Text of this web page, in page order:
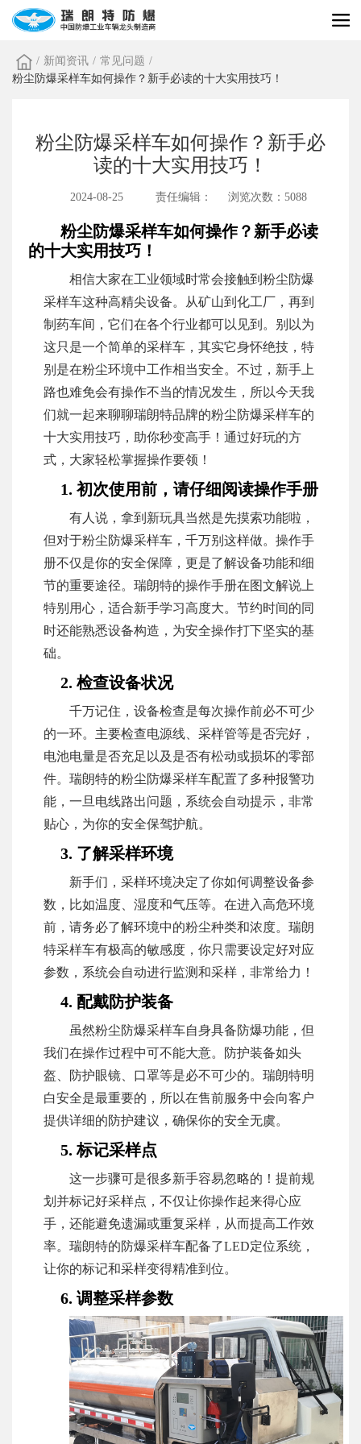
/ 新闻资讯 / 常见问题 /
粉尘防爆采样车如何操作？新手必读的十大实用技巧！
粉尘防爆采样车如何操作？新手必
读的十大实用技巧！
2024-08-25 责任编辑： 浏览次数：5088
粉尘防爆采样车如何操作？新手必读
的十大实用技巧！
相信大家在工业领域时常会接触到粉尘防爆
采样车这种高精尖设备。从矿山到化工厂，再到
制药车间，它们在各个行业都可以见到。别以为
这只是一个简单的采样车，其实它身怀绝技，特
别是在粉尘环境中工作相当安全。不过，新手上
路也难免会有操作不当的情况发生，所以今天我
们就一起来聊聊瑞朗特品牌的粉尘防爆采样车的
十大实用技巧，助你秒变高手！通过好玩的方
式，大家轻松掌握操作要领！
1. 初次使用前，请仔细阅读操作手册
有人说，拿到新玩具当然是先摸索功能啦，
但对于粉尘防爆采样车，千万别这样做。操作手
册不仅是你的安全保障，更是了解设备功能和细
节的重要途径。瑞朗特的操作手册在图文解说上
特别用心，适合新手学习高度大。节约时间的同
时还能熟悉设备构造，为安全操作打下坚实的基
础。
2. 检查设备状况
千万记住，设备检查是每次操作前必不可少
的一环。主要检查电源线、采样管等是否完好，
电池电量是否充足以及是否有松动或损坏的零部
件。瑞朗特的粉尘防爆采样车配置了多种报警功
能，一旦电线路出问题，系统会自动提示，非常
贴心，为你的安全保驾护航。
3. 了解采样环境
新手们，采样环境决定了你如何调整设备参
数，比如温度、湿度和气压等。在进入高危环境
前，请务必了解环境中的粉尘种类和浓度。瑞朗
特采样车有极高的敏感度，你只需要设定好对应
参数，系统会自动进行监测和采样，非常给力！
4. 配戴防护装备
虽然粉尘防爆采样车自身具备防爆功能，但
我们在操作过程中可不能大意。防护装备如头
盔、防护眼镜、口罩等是必不可少的。瑞朗特明
白安全是最重要的，所以在售前服务中会向客户
提供详细的防护建议，确保你的安全无虞。
5. 标记采样点
这一步骤可是很多新手容易忽略的！提前规
划并标记好采样点，不仅让你操作起来得心应
手，还能避免遗漏或重复采样，从而提高工作效
率。瑞朗特的防爆采样车配备了LED定位系统，
让你的标记和采样变得精准到位。
6. 调整采样参数